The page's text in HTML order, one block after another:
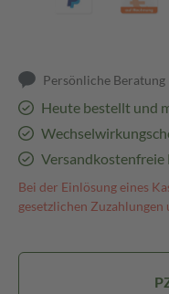
Persönliche Beratung
Heute bestellt und
Versandkostenfreie
Bei der Einlösung eines
gesetzlichen Zuzahlungen